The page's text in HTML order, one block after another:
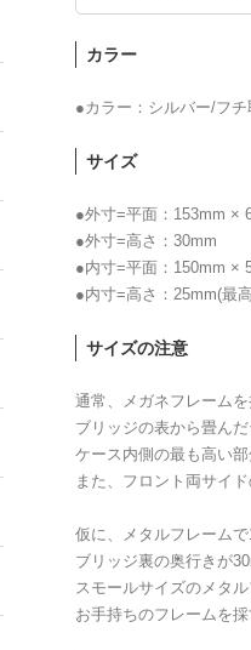
カラー
●カラー：シルバー/フ
サイズ
●外寸=平面：153mm ×
●外寸=高さ：30mm
●内寸=平面：150mm ×
●内寸=高さ：25mm(最
サイズの注意
通常、メガネフレーム
ブリッジの表から畳ん
ケース内側の最も高い
また、フロント両サイ
仮に、メタルフレーム
ブリッジ裏の奥行きが
スモールサイズのメタ
お手持ちのフレームを